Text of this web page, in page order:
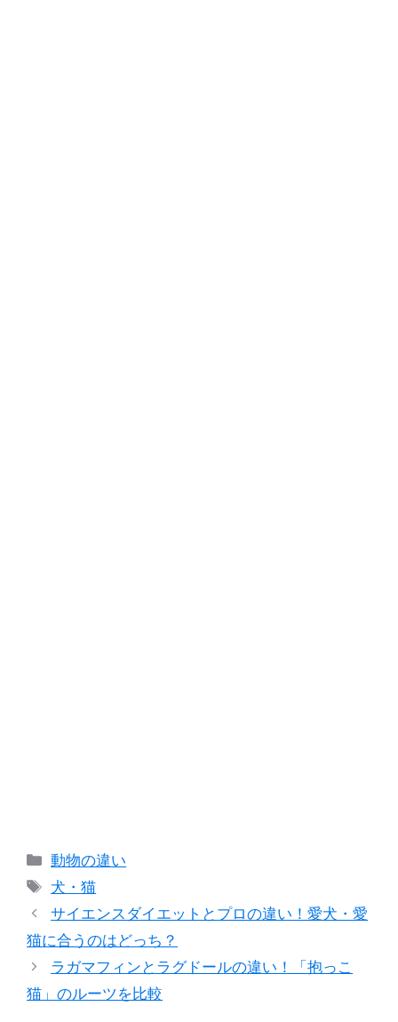
カ
テ
リ
ー
動物の違い
タ
グ
犬・猫
サイエンスダイエットとプロの違い！愛犬・愛
猫に合うのはどっち？
ラガマフィンとラグドールの違い！「抱っこ
猫」のルーツを比較